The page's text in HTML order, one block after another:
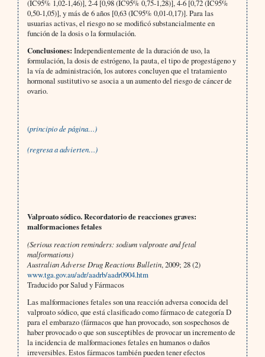
(IC95% 1,02-1,46)], 2-4 [0,98 (IC95% 0,75-1,28)], 4-6 [0,72 (IC95%
0,50-1,05)], y más de 6 años [0,63 (IC95% 0,01-0,17)]. Para las
usuarias activas, el riesgo no se modificó substancialmente en
función de la dosis o la formulación.
Conclusiones: Independientemente de la duración de uso, la
formulación, la dosis de estrógeno, la pauta, el tipo de progestágeno y
la vía de administración, los autores concluyen que el tratamiento
hormonal sustitutivo se asocia a un aumento del riesgo de cáncer de
ovario.
(principio de página…)
(regresa a advierten…)
Valproato sódico. Recordatorio de reacciones graves:
malformaciones fetales
(Serious reaction reminders: sodium valproate and fetal
malformations)
Australian Adverse Drug Reactions Bulletin, 2009; 28 (2)
www.tga.gov.au/adr/aadrb/aadr0904.htm
Traducido por Salud y Fármacos
Las malformaciones fetales son una reacción adversa conocida del
valproato sódico, que está clasificado como fármaco de categoría D
para el embarazo (fármacos que han provocado, son sospechosos de
haber provocado o que son susceptibles de provocar un incremento de
la incidencia de malformaciones fetales en humanos o daños
irreversibles. Estos fármacos también pueden tener efectos